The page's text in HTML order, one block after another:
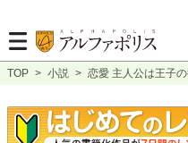
TOP > 小説 > 恋愛 主人公は王子